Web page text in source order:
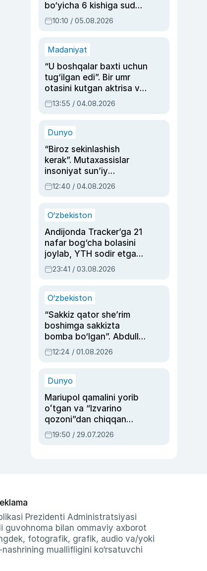
bo‘yicha 6 kishiga sud
hukmi o‘qildi
10:10 / 05.08.2026
Madaniyat
“U boshqalar baxti uchun
tug‘ilgan edi”. Bir umr
otasini kutgan aktrisa va
dublyaj ustasi Rimma
Ahmedovaning
13:55 / 04.08.2026
Dunyo
“Biroz sekinlashish
kerak”. Mutaxassislar
insoniyat sun’iy
intellektni boshqara
olmay qolishidan xavotir
12:40 / 04.08.2026
O‘zbekiston
Andijonda Tracker’ga 21
nafar bog‘cha bolasini
joylab, YTH sodir etgan
ayolga sud hukmi o‘qildi
23:41 / 03.08.2026
O‘zbekiston
“Sakkiz qator she’rim
boshimga sakkizta
bomba bo‘lgan”. Abdulla
Oripovni siyosiy
ayblovlardan asrab
12:24 / 01.08.2026
Dunyo
Mariupol qamalini yorib
oʻtgan va “Izvarino
qozoni”dan chiqqan
qahramon — Ukraina
armiyasi bosh
19:50 / 29.07.2026
Prezidenti Administratsiyasi
guvohnoma bilan ommaviy axborot
fotografik, grafik, audio va/yoki
muallifligini ko‘rsatuvchi